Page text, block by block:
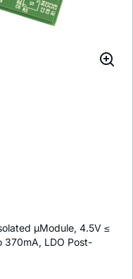
µModule, 4.5V ≤
370mA, LDO Post-